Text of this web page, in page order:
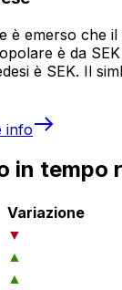
è emerso che il
è da
è SEK. Il
info
in tempo
Variazione
▼
▲
▲